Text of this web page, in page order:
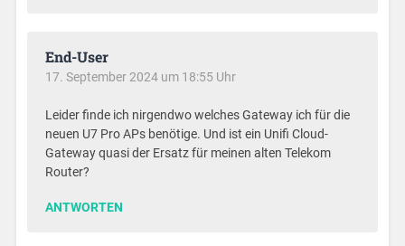
End-User
17. September 2024 um 18:55 Uhr
Leider finde ich nirgendwo welches Gateway ich für die
neuen U7 Pro APs benötige. Und ist ein Unifi Cloud-
Gateway quasi der Ersatz für meinen alten Telekom
Router?
ANTWORTEN